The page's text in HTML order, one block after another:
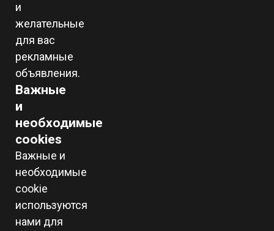
и
желательные
для вас
рекламные
объявления.
Важные
и
необходимые
cookies
Важные и
необходимые
cookie
используются
нами для